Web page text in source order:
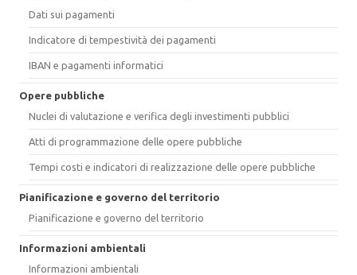
Dati sui pagamenti
Indicatore di tempestività dei pagamenti
IBAN e pagamenti informatici
Opere pubbliche
Nuclei di valutazione e verifica degli investimenti pubblici
Atti di programmazione delle opere pubbliche
Tempi costi e indicatori di realizzazione delle opere pubbliche
Pianificazione e governo del territorio
Pianificazione e governo del territorio
Informazioni ambientali
Informazioni ambientali